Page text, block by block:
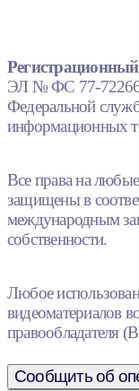
ЭЛ № ФС 77-72266
Федеральной
информационных
Все права на
защищены в
международным
собственности.
Любое
видеоматериалов
правообладателя
Сообщить об